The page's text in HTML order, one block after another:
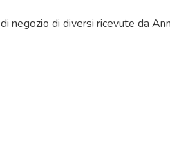
negozio di diversi ricevute da